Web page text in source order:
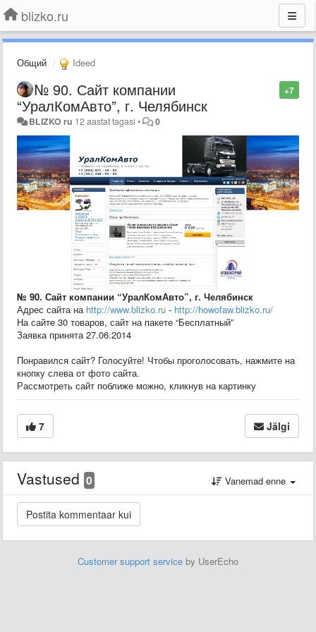
blizko.ru
Общий Ideed
+7
№ 90. Сайт компании
“УралКомАвто”, г. Челябинск
BLIZKO ru 12 aastat tagasi • 0
№ 90. Сайт компании “УралКомАвто”, г. Челябинск
Адрес сайта на http://www.blizko.ru - http://howofaw.blizko.ru/
На сайте 30 товаров, сайт на пакете “Бесплатный”
Заявка принята 27.06.2014
Понравился сайт? Голосуйте! Чтобы проголосовать, нажмите на
кнопку слева от фото сайта.
Рассмотреть сайт поближе можно, кликнув на картинку
7 Jälgi
Vastused 0 Vanemad enne
Customer support service by UserEcho